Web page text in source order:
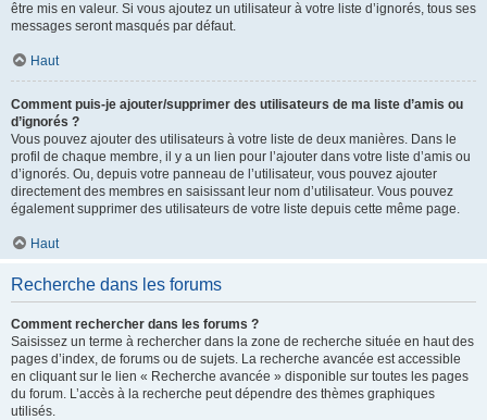
être mis en valeur. Si vous ajoutez un utilisateur à votre liste d’ignorés, tous ses
messages seront masqués par défaut.
Haut
Comment puis-je ajouter/supprimer des utilisateurs de ma liste d’amis ou
d’ignorés ?
Vous pouvez ajouter des utilisateurs à votre liste de deux manières. Dans le
profil de chaque membre, il y a un lien pour l’ajouter dans votre liste d’amis ou
d’ignorés. Ou, depuis votre panneau de l’utilisateur, vous pouvez ajouter
directement des membres en saisissant leur nom d’utilisateur. Vous pouvez
également supprimer des utilisateurs de votre liste depuis cette même page.
Haut
Recherche dans les forums
Comment rechercher dans les forums ?
Saisissez un terme à rechercher dans la zone de recherche située en haut des
pages d’index, de forums ou de sujets. La recherche avancée est accessible
en cliquant sur le lien « Recherche avancée » disponible sur toutes les pages
du forum. L’accès à la recherche peut dépendre des thèmes graphiques
utilisés.